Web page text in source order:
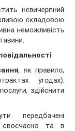
невичерпний
складовою
неможливість
, як правило,
угодах).
здійснити
передбачені
своєчасно та в